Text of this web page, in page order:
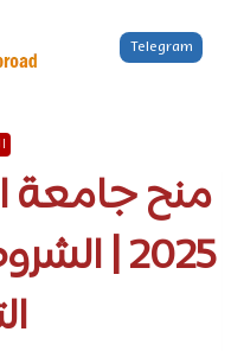
المحتوى
Telegram
منح جامعة
2025 |